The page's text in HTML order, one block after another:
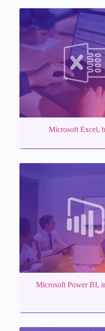
Microsoft Excel,
Microsoft Power BI,